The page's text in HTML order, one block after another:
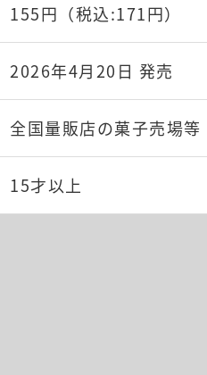
155円（税込:171円）
2026年4月20日 発売
全国量販店の菓子売場等
15才以上